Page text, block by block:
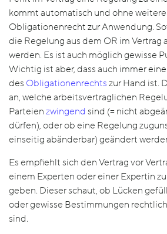
kommt automatisch und ohne
Obligationenrecht zur Anwendung.
die Regelung aus dem OR im Vertrag
werden. Es ist auch möglich gewisse
Wichtig ist aber, dass auch immer
des Obligationenrechtszur Hand ist.
an, welche arbeitsvertraglichen
Parteienzwingend sind (= nicht
dürfen), oder ob eine Regelung
einseitig abänderbar) geändert
Es empfiehlt sich den Vertrag vor
einem Experten oder einer Expertin
geben. Dieser schaut, ob Lücken
oder gewisse Bestimmungen
sind.